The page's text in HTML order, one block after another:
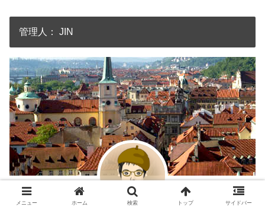
管理人： JIN
メニュー ホーム 検索 トップ サイドバー